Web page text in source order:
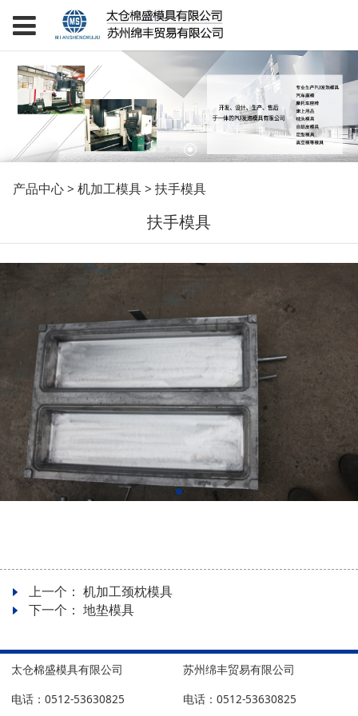
扶手模具
产品中心>机加工模具>扶手模具
扶手模具
上一个： 机加工颈枕模具
下一个： 地垫模具
太仓棉盛模具有限公司
电话：0512-53630825
苏州绵丰贸易有限公司
电话：0512-53630825